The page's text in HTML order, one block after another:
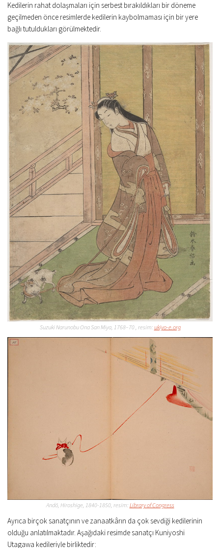
Kedilerin rahat dolaşmaları için serbest bırakıldıkları bir döneme
geçilmeden önce resimlerde kedilerin kaybolmaması için bir yere
bağlı tutuldukları görülmektedir.
Suzuki Narunobu Ona San Miya, 1768–70 , resim: ukiyo-e.org
Andō, Hiroshige, 1840-1850, resim: Library of Congress
Ayrıca birçok sanatçının ve zanaatkârın da çok sevdiği kedilerinin
olduğu anlatılmaktadır. Aşağıdaki resimde sanatçı Kuniyoshi
Utagawa kedileriyle birliktedir: